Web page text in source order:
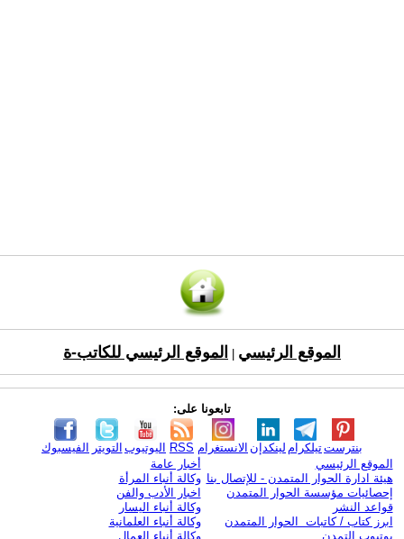
الموقع الرئيسي الموقع الرئيسي للكاتب-ة
تابعونا على:
الفيسبوك التويتر اليوتيوب RSS الانستغرام لينكدإن تيلكرامبنترست
الموقع الرئيسي
هيئة ادارة الحوار المتمدن - للإتصال بنا
إحصائيات مؤسسة الحوار المتمدن
قواعد النشر
ابرز كتاب / كاتبات الحوار المتمدن
يوتيوب التمدن
أخبار عامة
وكالة أنباء المرأة
اخبار الأدب والفن
وكالة أنباء اليسار
وكالة أنباء العلمانية
وكالة أنباء العمال